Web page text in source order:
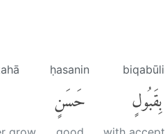
بِقَبُولٍ
ḥasanin
حَسَنٍ